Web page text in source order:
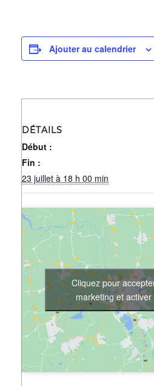
Ajouter au calendrier
DÉTAILS
Début :
Fin :
23 juillet à 18 h 00 min
Cliquez pour
marketing et